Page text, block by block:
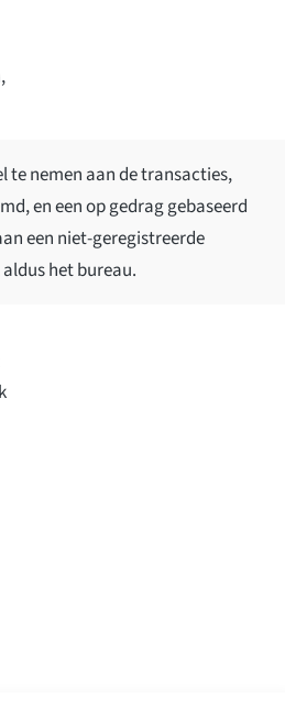
te nemen aan de transacties,
en een op gedrag gebaseerd
een niet-geregistreerde
het bureau.